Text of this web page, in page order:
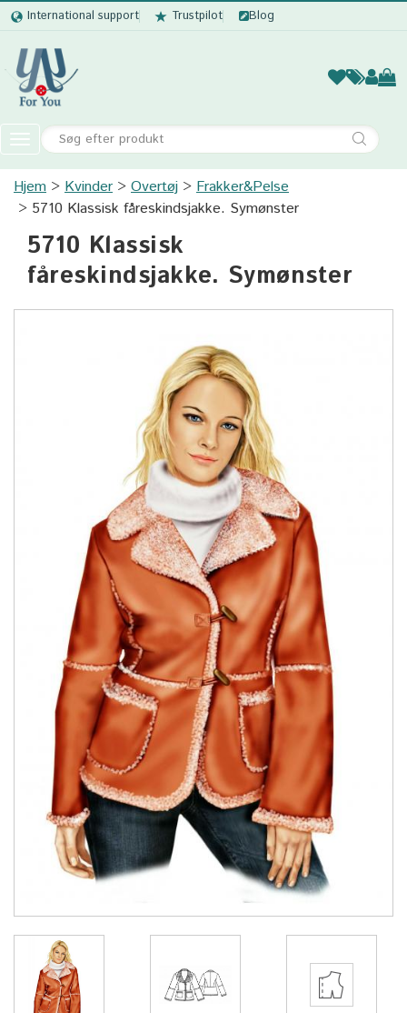
International support Trustpilot Blog
Kvinder
Toggle
navigation
Kvinder
Børn
Hjem Kvinder Overtøj
Frakker&Pelse
5710 Klassisk fåreskindsjakke. Symønster
5710 Klassisk
fåreskindsjakke. Symønster